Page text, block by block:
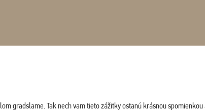
gradslame. Tak nech vam tieto zážitky ostanú krásnou